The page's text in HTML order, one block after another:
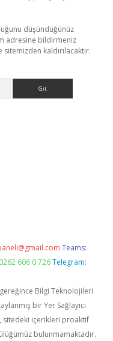
düşündüğünüz
adresine bildirmeniz
kaldırılacaktır.
Teams:
606 0 726 Telegram:
gereğince Bilgi Teknolojileri
bir Yer Sağlayıcı
sitedeki içerikleri proaktif
bulunmamaktadır.